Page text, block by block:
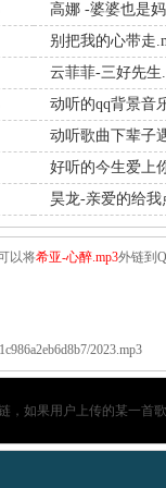
高娜 -婆婆也是
别把我的心带走
云菲菲-三好先生
动听的qq背景音
动听歌曲下辈子
好听的今生爱上
昊龙-亲爱的给我
以将希亚-心醉.mp3外链到
2023.mp3
，如果用户上传的某一首